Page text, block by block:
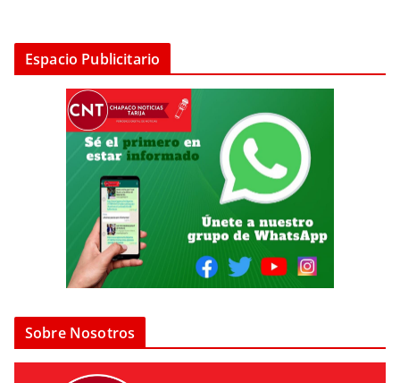
Espacio Publicitario
Sobre Nosotros